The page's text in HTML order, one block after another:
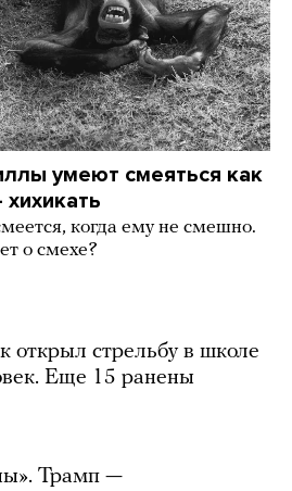
умеют смеяться как
когда ему не смешно.
о смехе?
открыл стрельбу в школе
Еще 15 ранены
Трамп —